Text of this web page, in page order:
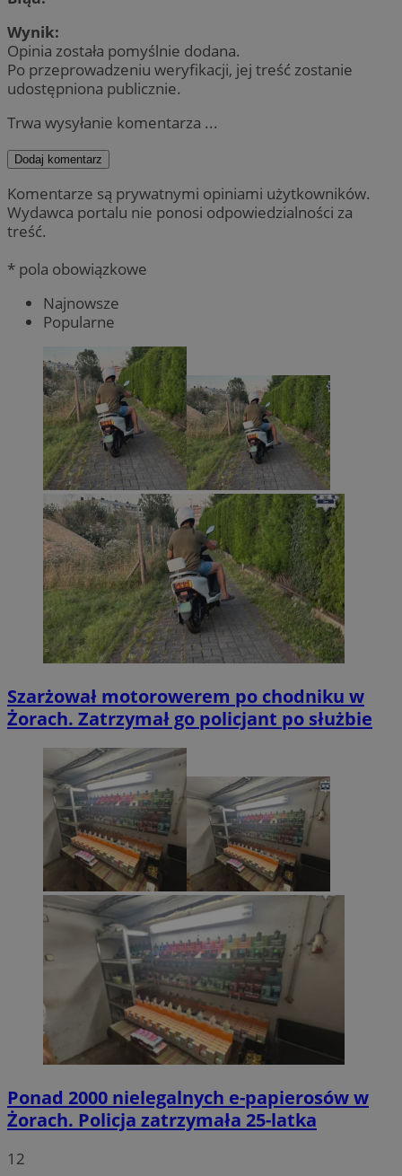
Wynik:
Opinia została pomyślnie dodana.
Po przeprowadzeniu weryfikacji, jej treść zostanie
udostępniona publicznie.
Trwa wysyłanie komentarza ...
Dodaj komentarz
Komentarze są prywatnymi opiniami użytkowników.
Wydawca portalu nie ponosi odpowiedzialności za
treść.
* pola obowiązkowe
Najnowsze
Popularne
Szarżował motorowerem po chodniku w
Żorach. Zatrzymał go policjant po służbie
Ponad 2000 nielegalnych e-papierosów w
Żorach. Policja zatrzymała 25-latka
12